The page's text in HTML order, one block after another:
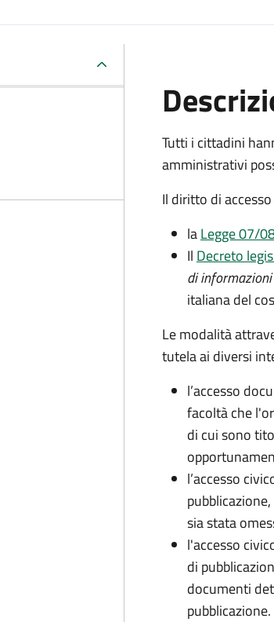
Tutti i cittadini
amministrativi
Il diritto di
laLegge 07/
Il Decreto
di
italiana del
Le modalità
tutela ai diversi
l’accesso
facoltà che
di cui sono
l’accesso
sia stata
l'accesso
di
documenti
pubblicazione.